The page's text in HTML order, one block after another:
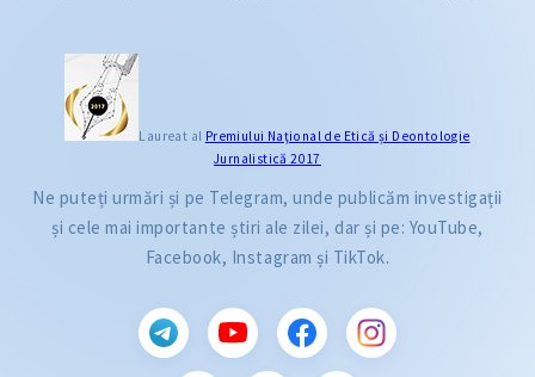
Laureat al Premiului Naţional de Etică și Deontologie
Jurnalistică 2017
Ne puteți urmări și pe Telegram, unde publicăm investigații
și cele mai importante știri ale zilei, dar și pe: YouTube,
Facebook, Instagram și TikTok.